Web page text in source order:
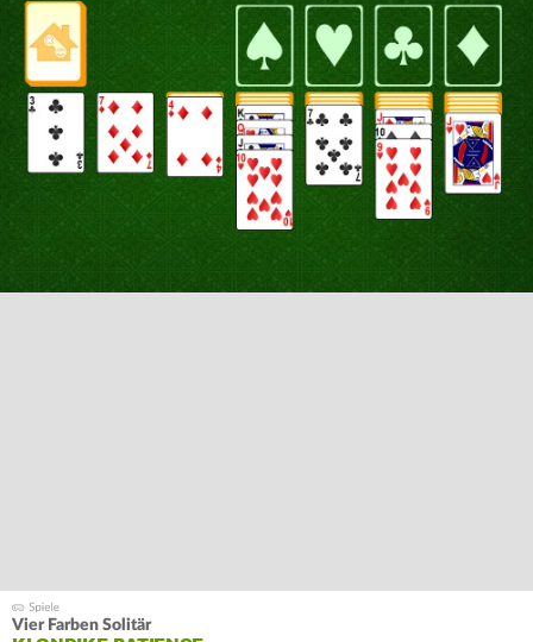
Vier Farben Solitär